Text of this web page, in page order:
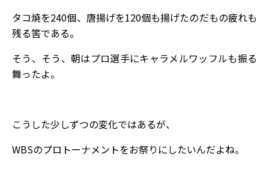
タコ焼を240個、唐揚げを120個も揚げたのだもの疲れも
残る筈である。
そう、そう、朝はプロ選手にキャラメルワッフルも振る
舞ったよ。
こうした少しずつの変化ではあるが、
WBSのプロトーナメントをお祭りにしたいんだよね。